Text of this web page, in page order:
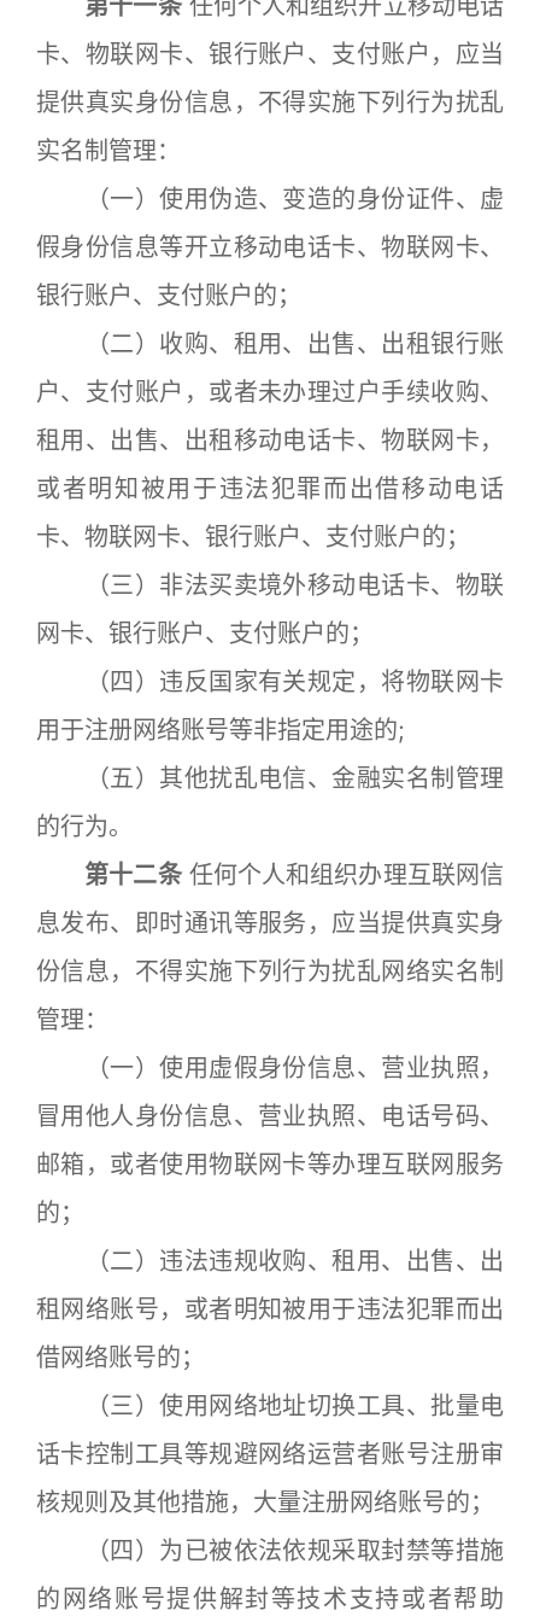
第十一条任何个人和组织开立移动电话
卡、物联网卡、银行账户、支付账户，应当
提供真实身份信息，不得实施下列行为扰乱
实名制管理：
（一）使用伪造、变造的身份证件、虚
假身份信息等开立移动电话卡、物联网卡、
银行账户、支付账户的；
（二）收购、租用、出售、出租银行账
户、支付账户，或者未办理过户手续收购、
租用、出售、出租移动电话卡、物联网卡，
或者明知被用于违法犯罪而出借移动电话
卡、物联网卡、银行账户、支付账户的；
（三）非法买卖境外移动电话卡、物联
网卡、银行账户、支付账户的；
（四）违反国家有关规定，将物联网卡
用于注册网络账号等非指定用途的;
（五）其他扰乱电信、金融实名制管理
的行为。
第十二条任何个人和组织办理互联网信
息发布、即时通讯等服务，应当提供真实身
份信息，不得实施下列行为扰乱网络实名制
管理：
（一）使用虚假身份信息、营业执照，
冒用他人身份信息、营业执照、电话号码、
邮箱，或者使用物联网卡等办理互联网服务
的；
（二）违法违规收购、租用、出售、出
租网络账号，或者明知被用于违法犯罪而出
借网络账号的；
（三）使用网络地址切换工具、批量电
话卡控制工具等规避网络运营者账号注册审
核规则及其他措施，大量注册网络账号的；
（四）为已被依法依规采取封禁等措施
的网络账号提供解封等技术支持或者帮助